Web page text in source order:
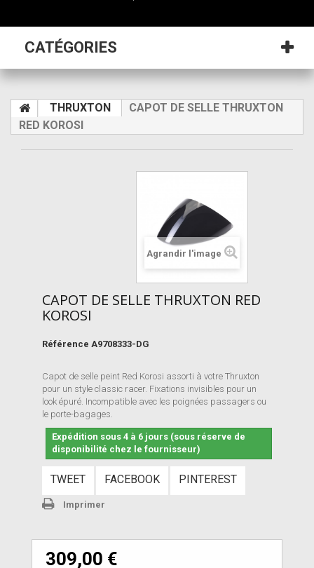
CATÉGORIES
THRUXTON
CAPOT DE SELLE THRUXTON
RED KOROSI
Agrandir l'image
CAPOT DE SELLE THRUXTON RED
KOROSI
Référence A9708333-DG
Capot de selle peint Red Korosi assorti à votre Thruxton
pour un style classic racer. Fixations invisibles pour un
look épuré. Incompatible avec les poignées passagers ou
le porte-bagages.
Expédition sous 4 à 6 jours (sous réserve de
disponibilité chez le fournisseur)
TWEET FACEBOOK PINTEREST
Imprimer
309,00 €